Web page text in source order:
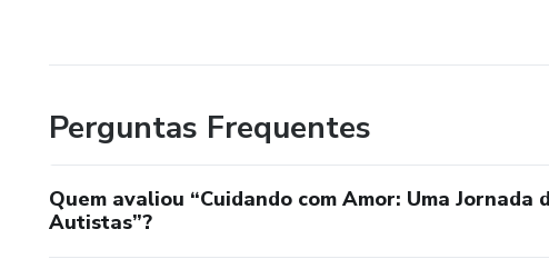
Perguntas Frequentes
Quem avaliou “Cuidando com Amor: Uma Jornada
Autistas”?